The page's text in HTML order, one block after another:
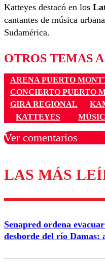
Katteyes destacó en los
cantantes de música
Sudamérica.
OTROS TEMAS
ARENA PUERTO
CONCIERTO PUERTO
GIRA REGIONAL
KATTEYES
Ver comentarios
Los comentarios son
Correo
LAS MÁS
Senapred ordena
desborde del río Damas: